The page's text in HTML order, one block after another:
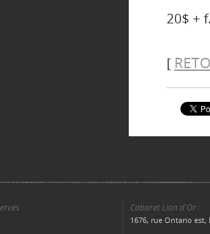
20$ +
[
Cabaret Lion d'Or :
1676, rue Ontario est,